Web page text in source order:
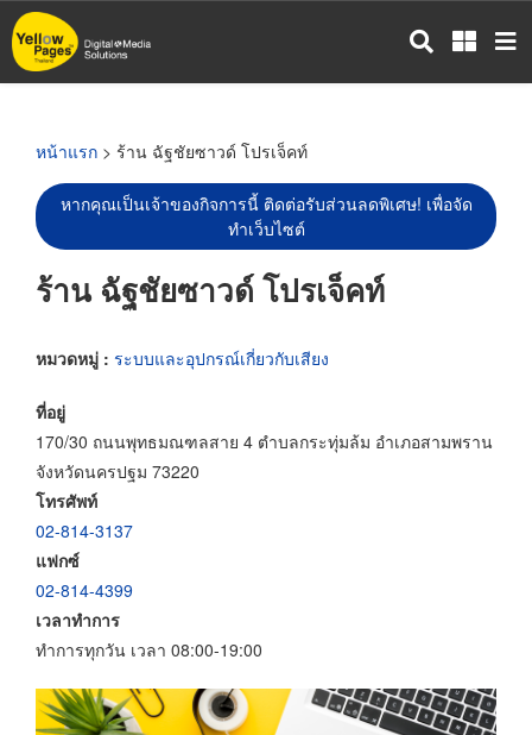
ข้าม
ไป
หน้าแรก > ร้าน ฉัฐชัยซาวด์ โปรเจ็คท์
หากคุณเป็นเจ้าของกิจการนี้ ติดต่อรับส่วนลดพิเศษ! เพื่อจัด
ทำเว็บไซต์
ร้าน ฉัฐชัยซาวด์ โปรเจ็คท์
หมวดหมู่ : ระบบและอุปกรณ์เกี่ยวกับเสียง
ที่อยู่
170/30 ถนนพุทธมณฑลสาย 4 ตำบลกระทุ่มล้ม อำเภอสามพราน
จังหวัดนครปฐม 73220
โทรศัพท์
02-814-3137
แฟกซ์
02-814-4399
เวลาทำการ
ทำการทุกวัน เวลา 08:00-19:00